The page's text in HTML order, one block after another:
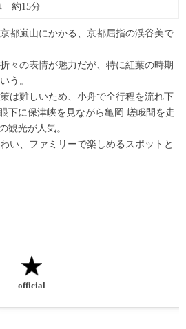
約15分
都嵐山にかかる、京都屈指の渓谷美で
々の表情が魅力だが、特に紅葉の時期
う。
は難しいため、小舟で全行程を流れ下
下に保津峡を見ながら亀岡 嵯峨間を走
観光が人気。
い、ファミリーで楽しめるスポットと
official